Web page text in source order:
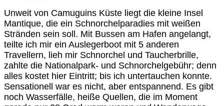
Unweit von Camuguins Küste liegt die kleine Insel
Mantique, die ein Schnorchelparadies mit weißen
Stränden sein soll. Mit Bussen am Hafen angelangt,
teilte ich mir ein Auslegerboot mit 5 anderen
Travellern, lieh mir Schnorchel und Taucherbrille,
zahlte die Nationalpark- und Schnorchelgebühr; denn
alles kostet hier Eintritt; bis ich untertauchen konnte.
Sensationell war es nicht, aber entspannend. Es gibt
noch Wasserfälle, heiße Quellen, die im Moment